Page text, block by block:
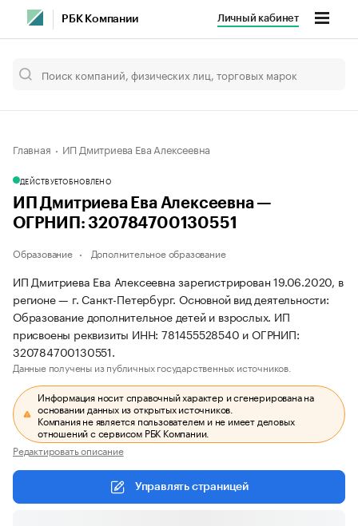
РБК Компании Личный кабинет
Главная ИП Дмитриева Ева Алексеевна
ДЕЙСТВУЕТОБНОВЛЕНО
ИП Дмитриева Ева Алексеевна —
ОГРНИП: 320784700130551
Образование Дополнительное образование
ИП Дмитриева Ева Алексеевна зарегистрирован 19.06.2020, в
регионе — г. Санкт-Петербург. Основной вид деятельности:
Образование дополнительное детей и взрослых. ИП
присвоены реквизиты ИНН: 781455528540 и ОГРНИП:
320784700130551.
Данные получены из публичных государственных источников.
Информация носит справочный характер и сгенерирована на
основании данных из открытых источников.
Компания не является пользователем и не имеет деловых
отношений с сервисом РБК Компании.
Редактировать описание
Управлять страницей